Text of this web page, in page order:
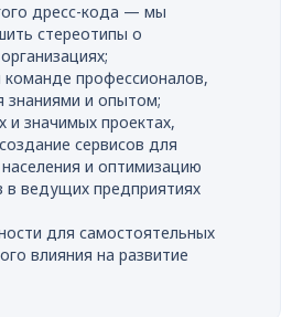
дресс-кода — мы
стереотипы о
команде профессионалов,
знаниями и опытом;
и значимых проектах,
сервисов для
и оптимизацию
в ведущих предприятиях
для самостоятельных
влияния на развитие